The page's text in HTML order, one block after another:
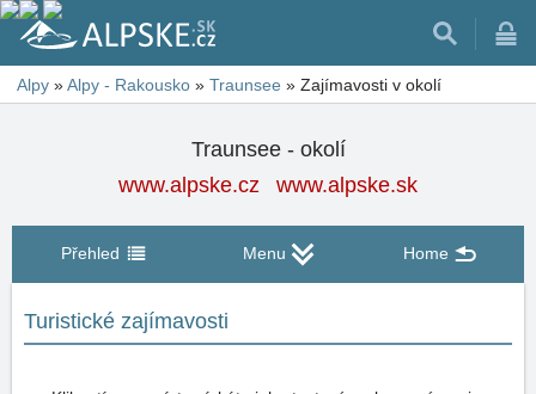
Alpy »Alpy - Rakousko » Traunsee » Zajímavosti v okolí
Traunsee - okolí
www.alpske.cz
www.alpske.sk
Přehled Menu Home
Turistické zajímavosti